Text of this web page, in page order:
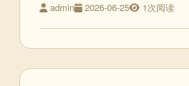
admin 2026-06-25 1次阅读